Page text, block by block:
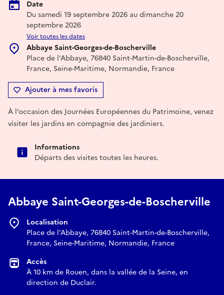
Date
Du samedi 19 septembre 2026 au dimanche 20
septembre 2026
Voir toutes les dates
Abbaye Saint-Georges-de-Boscherville
Place de l'Abbaye, 76840 Saint-Martin-de-Boscherville,
France, Seine-Maritime, Normandie, France
Ajouter à mes favoris
À l’occasion des Journées Européennes du Patrimoine, venez
visiter les jardins en compagnie des jardiniers.
Informations
Départs des visites toutes les heures.
Abbaye Saint-Georges-de-Boscherville
Localisation
Place de l'Abbaye, 76840 Saint-Martin-de-Boscherville,
France, Seine-Maritime, Normandie, France
Accès
À 10 km de Rouen, dans la vallée de la Seine, en
direction de Duclair.